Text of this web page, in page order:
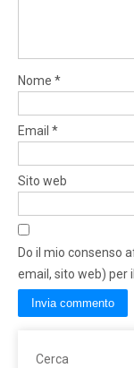
Nome *
Email *
Sito web
Do il mio consenso
email, sito web) per
Cerca